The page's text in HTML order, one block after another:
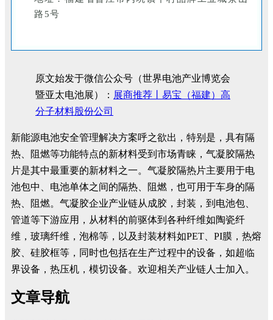
路5号
原文始发于微信公众号（世界电池产业博览会
暨亚太电池展）： 展商推荐丨易宝（福建）高
分子材料股份公司
新能源电池安全管理解决方案呼之欲出，特别是，具有隔
热、阻燃等功能特点的新材料受到市场青睐，气凝胶隔热
片是其中最重要的新材料之一。气凝胶隔热片主要用于电
池包中、电池单体之间的隔热、阻燃，也可用于车身的隔
热、阻燃。气凝胶企业产业链从成胶，封装，到电池包、
管道等下游应用，从材料的前驱体到各种纤维如陶瓷纤
维，玻璃纤维，泡棉等，以及封装材料如PET、PI膜，热熔
胶、硅胶框等，同时也包括在生产过程中的设备，如超临
界设备，热压机，模切设备。欢迎相关产业链人士加入。
文章导航